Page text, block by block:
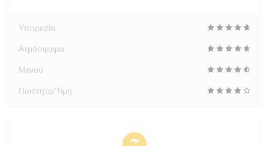
Υπηρεσία
Ατμόσφαιρα
Μενού
Ποιότητα/Τιμή